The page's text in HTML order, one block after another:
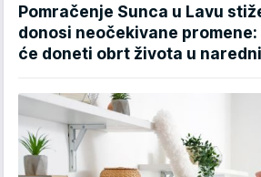
Pomračenje Sunca u Lavu
donosi neočekivane promene:
će doneti obrt života u